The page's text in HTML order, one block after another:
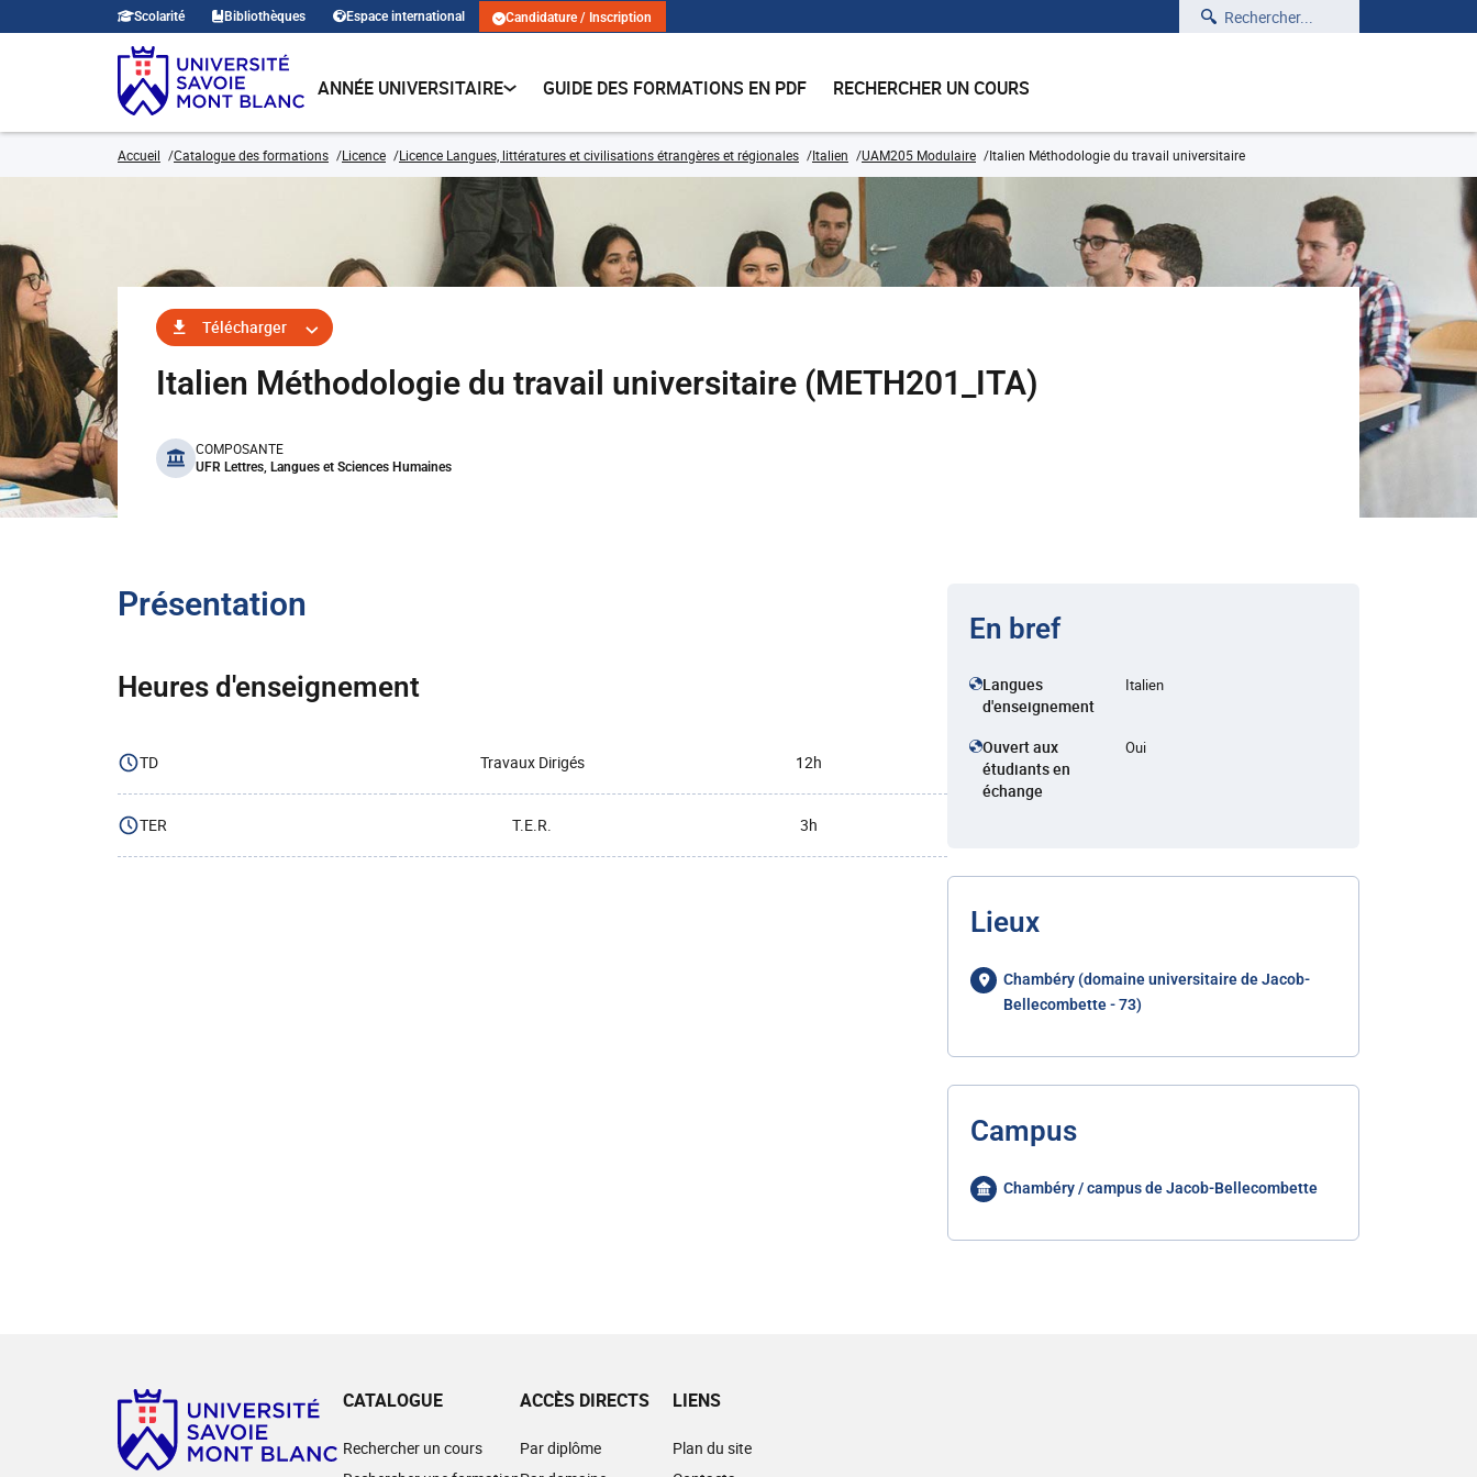
Scolarité Bibliothèques Espace international Candidature / Inscription Rechercher
ANNÉE UNIVERSITAIRE GUIDE DES FORMATIONS EN PDF RECHERCHER UN COURS
Accueil Catalogue des formations Licence Licence Langues, littératures et civilisations étrangères et régionales Italien UAM205 Modulaire Italien Méthodologie du travail universitaire
Télécharger
Italien Méthodologie du travail universitaire (METH201_ITA)
benefits
COMPOSANTE
UFR Lettres, Langues et Sciences Humaines
Présentation
Heures d'enseignement
TD Travaux Dirigés 12h
TER T.E.R. 3h
En bref
Langues
d'enseignement
Italien
Ouvert aux
étudiants en
échange
Oui
Lieux
Chambéry (domaine universitaire de Jacob-
Bellecombette - 73)
Campus
Chambéry / campus de Jacob-Bellecombette
CATALOGUE
Rechercher un cours
ACCÈS DIRECTS
Par diplôme
LIENS
Plan du site